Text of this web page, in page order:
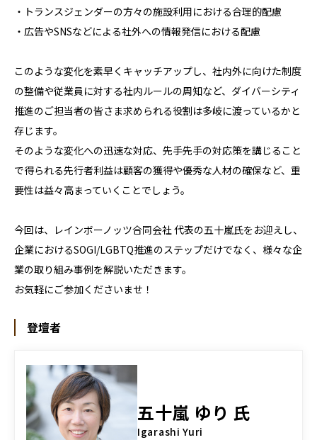
・トランスジェンダーの方々の施設利用における合理的配慮
・広告やSNSなどによる社外への情報発信における配慮
このような変化を素早くキャッチアップし、社内外に向けた制度
の整備や従業員に対する社内ルールの周知など、ダイバーシティ
推進のご担当者の皆さま求められる役割は多岐に渡っているかと
存じます。
そのような変化への迅速な対応、先手先手の対応策を講じること
で得られる先行者利益は顧客の獲得や優秀な人材の確保など、重
要性は益々高まっていくことでしょう。
今回は、レインボーノッツ合同会社 代表の五十嵐氏をお迎えし、
企業におけるSOGI/LGBTQ推進のステップだけでなく、様々な企
業の取り組み事例を解説いただきます。
お気軽にご参加くださいませ！
登壇者
五十嵐 ゆり 氏
Igarashi Yuri